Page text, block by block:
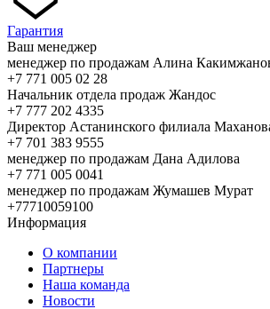
Гарантия
Ваш менеджер
менеджер по продажам Алина
+7 771 005 02 28
Начальник отдела продаж Жандос
+7 777 202 4335
Директор Астанинского филиала
+7 701 383 9555
менеджер по продажам Дана Адилова
+7 771 005 0041
менеджер по продажам Жумашев Мурат
+77710059100
Информация
О компании
Партнеры
Наша команда
Новости